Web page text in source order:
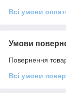
Всі умови
Умови
Повернення
Всі умови